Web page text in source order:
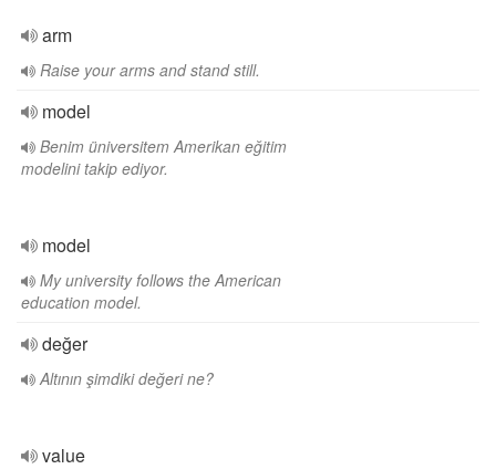
arm
Raise your arms and stand still.
model
Benim üniversitem Amerikan eğitim
modelini takip ediyor.
model
My university follows the American
education model.
değer
Altının şimdiki değeri ne?
value